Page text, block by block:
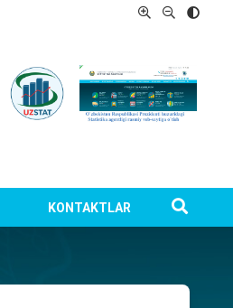
KONTAKTLAR